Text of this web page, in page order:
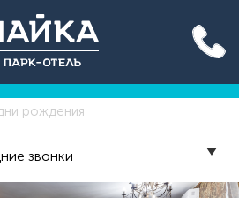
конца лета: вход
500 руб. для всех!
>>
рождения
звонки